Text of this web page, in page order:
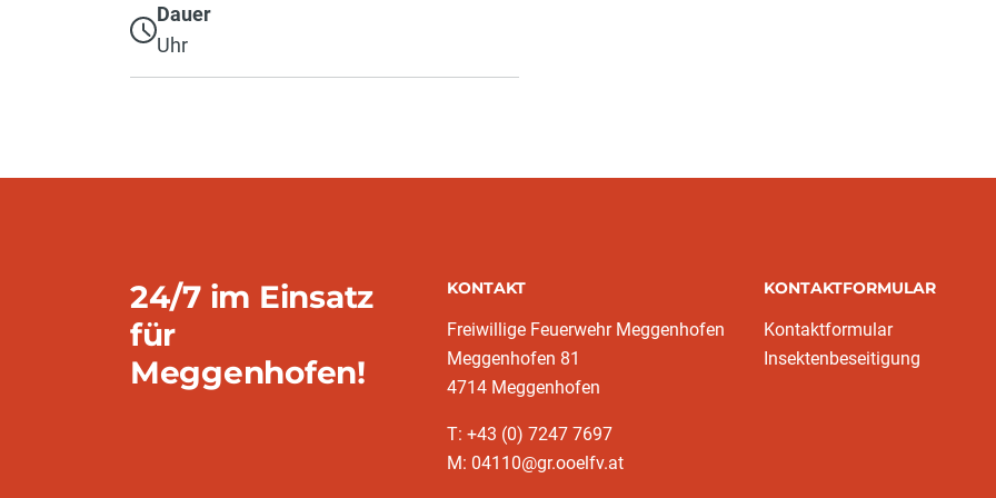
Dauer
Uhr
24/7 im Einsatz
für
Meggenhofen!
KONTAKT
Freiwillige Feuerwehr Meggenhofen
Meggenhofen 81
4714 Meggenhofen
T: +43 (0) 7247 7697
M: 04110@gr.ooelfv.at
KONTAKTFORMULAR
Kontaktformular
Insektenbeseitigung